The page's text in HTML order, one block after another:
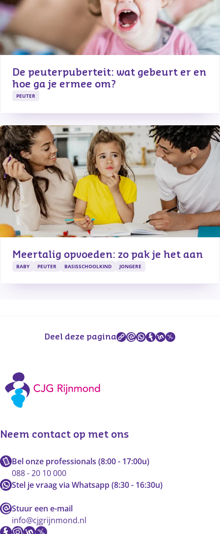
De peuterpuberteit: wat gebeurt er en
hoe ga je ermee om?
PEUTER
Meertalig opvoeden: zo pak je het aan
BABY PEUTER BASISSCHOOLKIND JONGERE
Deel deze pagina
Neem contact op met ons
Bel onze professionals (8:00 - 17:00u)
088 - 20 10 000
Stel je vraag via Whatsapp (8:30 - 16:30u)
Stuur een e-mail
info@cjgrijnmond.nl